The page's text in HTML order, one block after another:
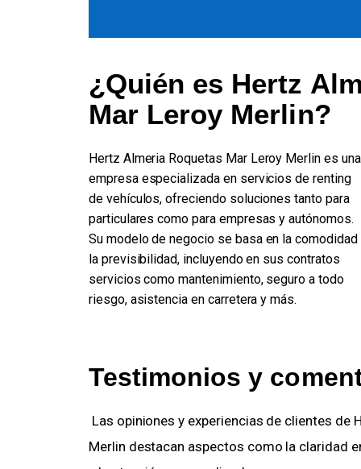
¿Quién es Hertz
Mar Leroy Merlin?
Hertz Almeria Roquetas Mar Leroy Merlin es una
empresa especializada en servicios de renting
de vehículos, ofreciendo soluciones tanto para
particulares como para empresas y autónomos.
Su modelo de negocio se basa en la comodidad
la previsibilidad, incluyendo en sus contratos
servicios como mantenimiento, seguro a todo
riesgo, asistencia en carretera y más.
Testimonios y
Merlin destacan aspectos como la claridad